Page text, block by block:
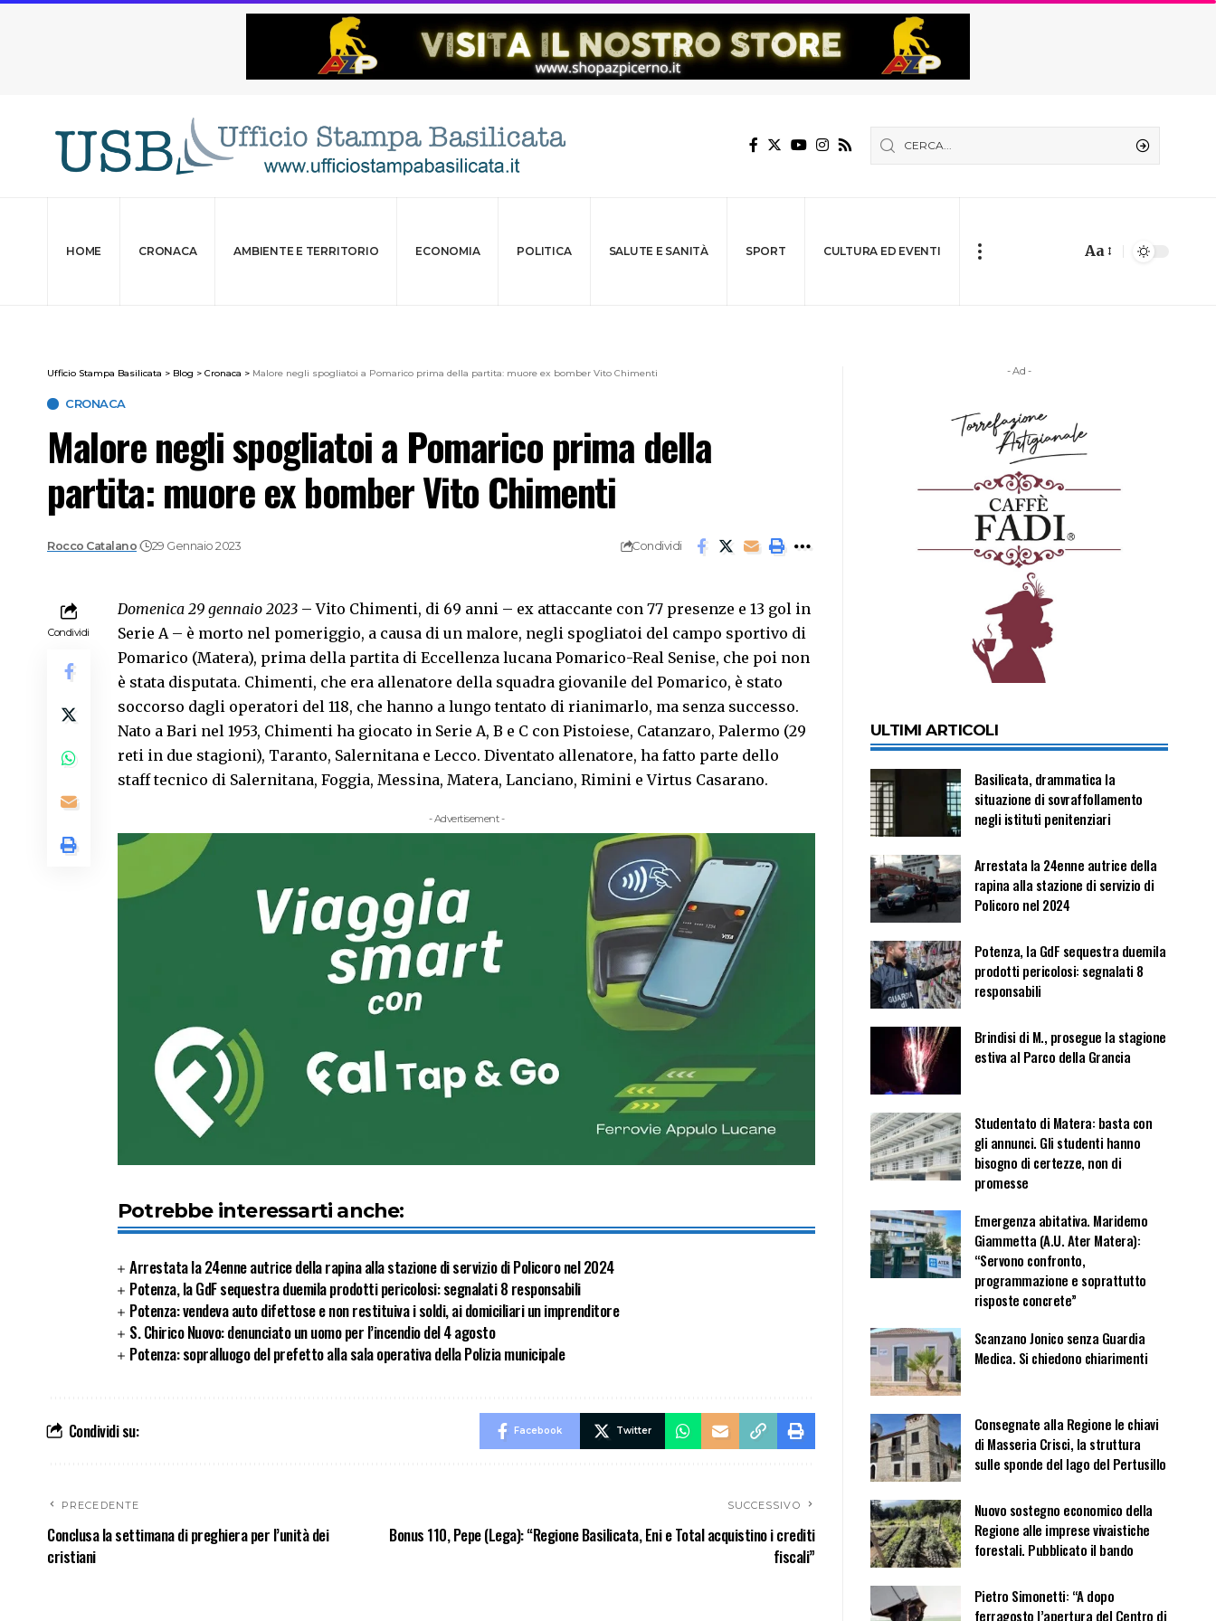
HOME CRONACA AMBIENTE E TERRITORIO ECONOMIA POLITICA SALUTE E SANITÀ SPORT CULTURA ED EVENTI Aa
Ufficio Stampa Basilicata > Blog > Cronaca > Malore negli spogliatoi a Pomarico prima della partita: muore ex bomber Vito Chimenti
CRONACA
Malore negli spogliatoi a Pomarico prima della
partita: muore ex bomber Vito Chimenti
Rocco Catalano 29 Gennaio 2023 Condividi
Condividi
Domenica 29 gennaio 2023 – Vito Chimenti, di 69 anni – ex attaccante con 77 presenze e 13 gol in
Serie A – è morto nel pomeriggio, a causa di un malore, negli spogliatoi del campo sportivo di
Pomarico (Matera), prima della partita di Eccellenza lucana Pomarico-Real Senise, che poi non
è stata disputata. Chimenti, che era allenatore della squadra giovanile del Pomarico, è stato
soccorso dagli operatori del 118, che hanno a lungo tentato di rianimarlo, ma senza successo.
Nato a Bari nel 1953, Chimenti ha giocato in Serie A, B e C con Pistoiese, Catanzaro, Palermo (29
reti in due stagioni), Taranto, Salernitana e Lecco. Diventato allenatore, ha fatto parte dello
staff tecnico di Salernitana, Foggia, Messina, Matera, Lanciano, Rimini e Virtus Casarano.
- Advertisement -
Potrebbe interessarti anche:
Arrestata la 24enne autrice della rapina alla stazione di servizio di Policoro nel 2024
Potenza, la GdF sequestra duemila prodotti pericolosi: segnalati 8 responsabili
Potenza: vendeva auto difettose e non restituiva i soldi, ai domiciliari un imprenditore
S. Chirico Nuovo: denunciato un uomo per l’incendio del 4 agosto
Potenza: sopralluogo del prefetto alla sala operativa della Polizia municipale
Condividi su: Facebook Twitter
PRECEDENTE
Conclusa la settimana di preghiera per l’unità dei
cristiani
SUCCESSIVO
Bonus 110, Pepe (Lega): “Regione Basilicata, Eni e Total acquistino i crediti
fiscali”
- Ad -
ULTIMI ARTICOLI
Basilicata, drammatica la
situazione di sovraffollamento
negli istituti penitenziari
Arrestata la 24enne autrice della
rapina alla stazione di servizio di
Policoro nel 2024
Potenza, la GdF sequestra duemila
prodotti pericolosi: segnalati 8
responsabili
Brindisi di M., prosegue la stagione
estiva al Parco della Grancia
Studentato di Matera: basta con
gli annunci. Gli studenti hanno
bisogno di certezze, non di
promesse
Emergenza abitativa. Maridemo
Giammetta (A.U. Ater Matera):
“Servono confronto,
programmazione e soprattutto
risposte concrete”
Scanzano Jonico senza Guardia
Medica. Si chiedono chiarimenti
Consegnate alla Regione le chiavi
di Masseria Crisci, la struttura
sulle sponde del lago del Pertusillo
Nuovo sostegno economico della
Regione alle imprese vivaistiche
forestali. Pubblicato il bando
Pietro Simonetti: “A dopo
ferragosto l’apertura del Centro di